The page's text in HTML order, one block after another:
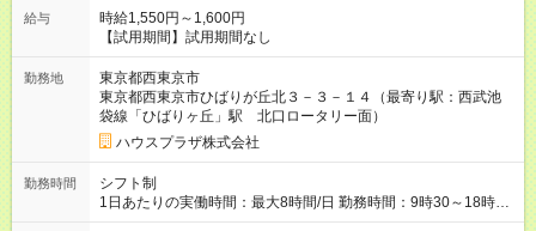
給与
時給1,550円～1,600円
【試用期間】試用期間なし
勤務地
東京都西東京市
東京都西東京市ひばりが丘北３－３－１４（最寄り駅：西武池
袋線「ひばりヶ丘」駅 北口ロータリー面）
ハウスプラザ株式会社
勤務時間
シフト制
1日あたりの実働時間：最大8時間/日 勤務時間：9時30～18時30
分または13時～18時30分